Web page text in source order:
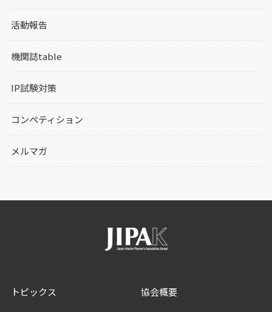
活動報告
機関誌table
IP試験対策
コンペティション
メルマガ
トピックス 協会概要